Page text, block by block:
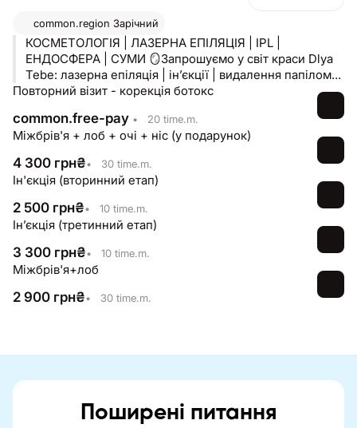
common.region Зарічний
КОСМЕТОЛОГІЯ | ЛАЗЕРНА ЕПІЛЯЦІЯ | IPL |
ЕНДОСФЕРА | СУМИ 🪞Запрошуємо у світ краси Dlya
Tebe: лазерна епіляція | інʼєкції | видалення папілом
професійний догляд | ендосфера | масаж IPL |
Повторний візит - корекція ботокс
common.free-pay • 20 time.m.
Міжбрів'я + лоб + очі + ніс (у подарунок)
4 300 грн₴• 30 time.m.
Ін'єкція (вторинний етап)
2 500 грн₴• 10 time.m.
Інʼєкція (третинний етап)
3 300 грн₴• 10 time.m.
Міжбрів'я+лоб
2 900 грн₴• 30 time.m.
Поширені питання